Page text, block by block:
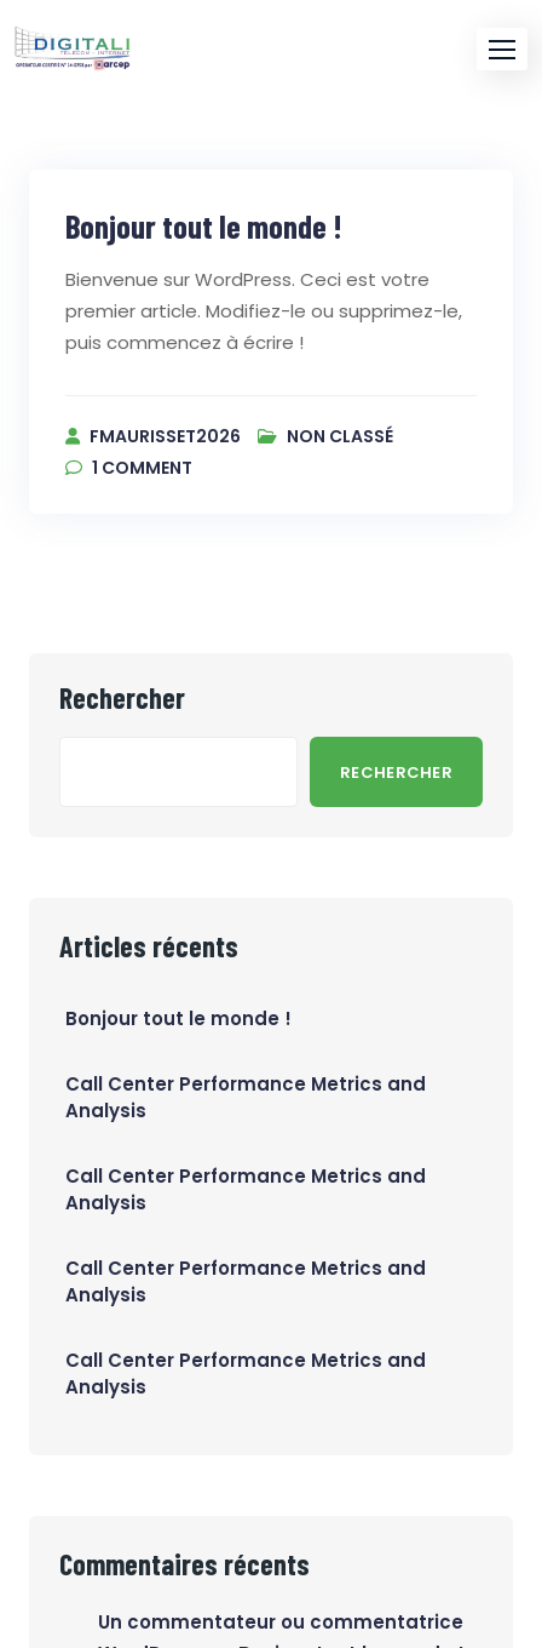
to
Bonjour tout le monde !
Bienvenue sur WordPress. Ceci est votre
premier article. Modifiez-le ou supprimez-le,
puis commencez à écrire !
FMAURISSET2026
NON CLASSÉ
1 COMMENT
Rechercher
RECHERCHER
Articles récents
Bonjour tout le monde !
Call Center Performance Metrics and
Analysis
Call Center Performance Metrics and
Analysis
Call Center Performance Metrics and
Analysis
Call Center Performance Metrics and
Analysis
Commentaires récents
Un commentateur ou commentatrice